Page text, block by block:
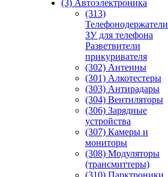
(3) Автоэлектроника
(313)
Телефонодержатели
ЗУ для телефона
Разветвители
прикуривателя
(302) Антенны
(301) Алкотестеры
(303) Антирадары
(304) Вентиляторы
(306) Зарядные
устройства
(307) Камеры и
мониторы
(308) Модуляторы
(трансмиттеры)
(310) Парктроники